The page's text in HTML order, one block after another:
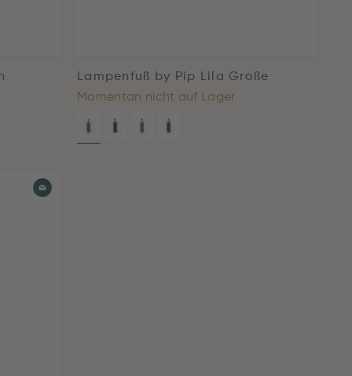
Lampenfuß by Pip Lila Große
Momentan nicht auf Lager